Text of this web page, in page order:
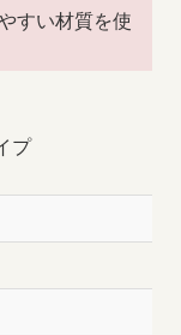
すい材質を使
プ